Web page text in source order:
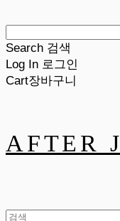
Search 검색
Log In 로그인
Cart장바구니
AFTER J